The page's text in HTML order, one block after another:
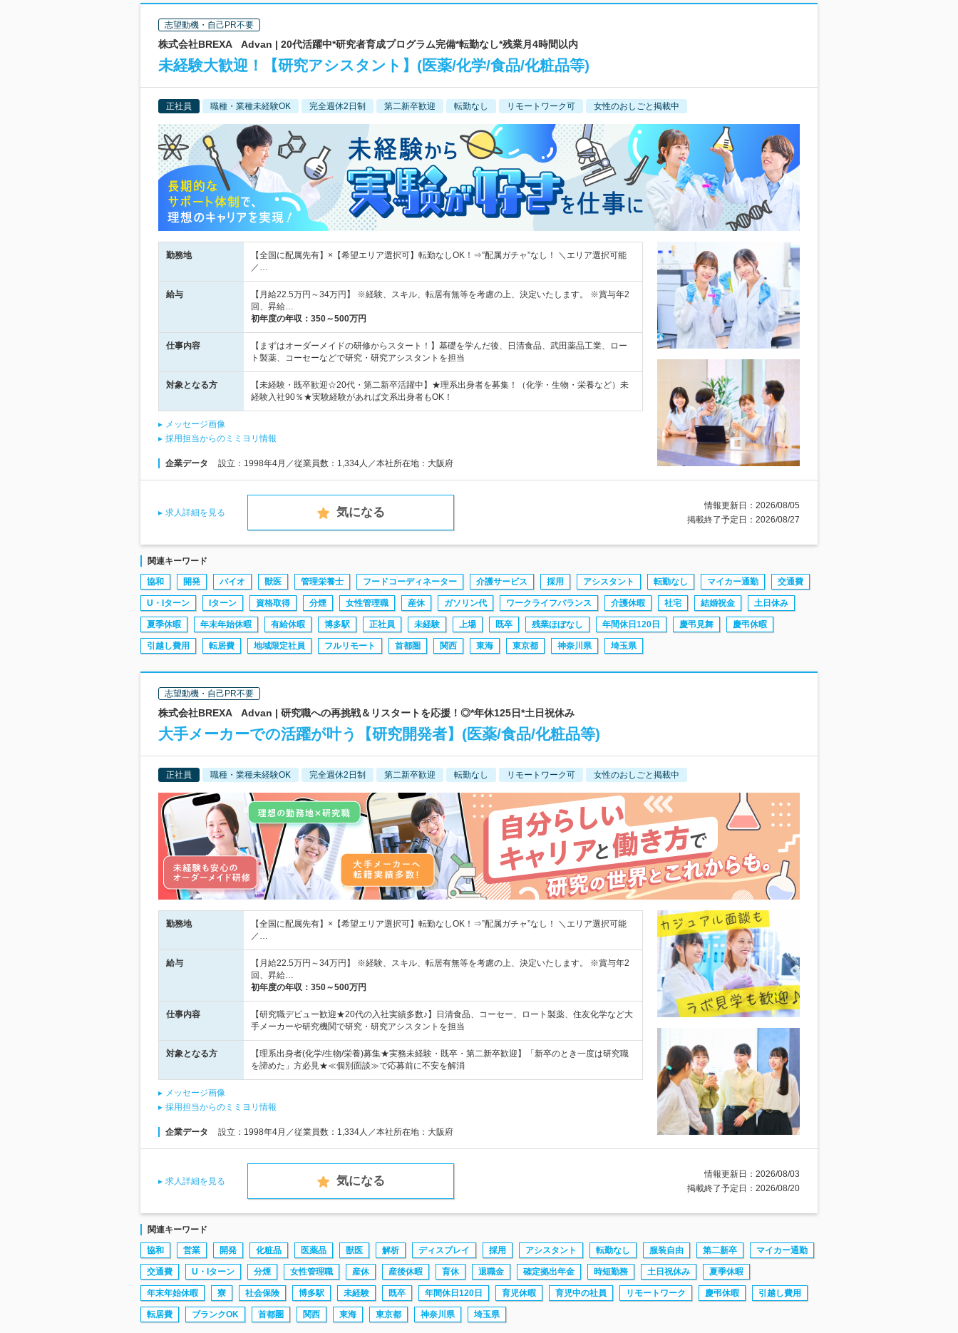
志望動機・自己PR不要
株式会社BREXA Advan | 20代活躍中*研究者育成プログラム完備*転勤なし*残業月4時間以内
未経験大歓迎！【研究アシスタント】(医薬/化学/食品/化粧品等)
正社員 職種・業種未経験OK 完全週休2日制 第二新卒歓迎 転勤なし リモートワーク可 女性のおしごと掲載中
勤務地
【全国に配属先有】×【希望エリア選択可】転勤なしOK！⇒”配属ガチャ”なし！ ＼エリア選択可能
／…
給与
【月給22.5万円～34万円】 ※経験、スキル、転居有無等を考慮の上、決定いたします。 ※賞与年2
回、昇給…
初年度の年収： 350～500万円
仕事内容
【まずはオーダーメイドの研修からスタート！】基礎を学んだ後、日清食品、武田薬品工業、ロー
ト製薬、コーセーなどで研究・研究アシスタントを担当
対象となる方
【未経験・既卒歓迎☆20代・第二新卒活躍中】★理系出身者を募集！（化学・生物・栄養など）未
経験入社90％★実験経験があれば文系出身者もOK！
メッセージ画像
採用担当からのミミヨリ情報
企業データ 設立：1998年4月／従業員数：1,334人／本社所在地：大阪府
求人詳細を見る 気になる
情報更新日：2026/08/05
掲載終了予定日：2026/08/27
関連キーワード
協和 開発 バイオ 獣医 管理栄養士 フードコーディネーター 介護サービス 採用 アシスタント 転勤なし マイカー通勤 交通費
U・Iターン Iターン 資格取得 分煙 女性管理職 産休 ガソリン代 ワークライフバランス 介護休暇 社宅 結婚祝金 土日休み
夏季休暇 年末年始休暇 有給休暇 博多駅 正社員 未経験 上場 既卒 残業ほぼなし 年間休日120日 慶弔見舞 慶弔休暇
引越し費用 転居費 地域限定社員 フルリモート 首都圏 関西 東海 東京都 神奈川県 埼玉県
志望動機・自己PR不要
株式会社BREXA Advan | 研究職への再挑戦＆リスタートを応援！◎*年休125日*土日祝休み
大手メーカーでの活躍が叶う【研究開発者】(医薬/食品/化粧品等)
正社員 職種・業種未経験OK 完全週休2日制 第二新卒歓迎 転勤なし リモートワーク可 女性のおしごと掲載中
勤務地
【全国に配属先有】×【希望エリア選択可】転勤なしOK！⇒”配属ガチャ”なし！ ＼エリア選択可能
／…
給与
【月給22.5万円～34万円】 ※経験、スキル、転居有無等を考慮の上、決定いたします。 ※賞与年2
回、昇給…
初年度の年収： 350～500万円
仕事内容
【研究職デビュー歓迎★20代の入社実績多数♪】日清食品、コーセー、ロート製薬、住友化学など大
手メーカーや研究機関で研究・研究アシスタントを担当
対象となる方
【理系出身者(化学/生物/栄養)募集★実務未経験・既卒・第二新卒歓迎】「新卒のとき一度は研究職
を諦めた」方必見★≪個別面談≫で応募前に不安を解消
メッセージ画像
採用担当からのミミヨリ情報
企業データ 設立：1998年4月／従業員数：1,334人／本社所在地：大阪府
求人詳細を見る 気になる
情報更新日：2026/08/03
掲載終了予定日：2026/08/20
関連キーワード
協和 営業 開発 化粧品 医薬品 獣医 解析 ディスプレイ 採用 アシスタント 転勤なし 服装自由 第二新卒 マイカー通勤
交通費 U・Iターン 分煙 女性管理職 産休 産後休暇 育休 退職金 確定拠出年金 時短勤務 土日祝休み 夏季休暇
年末年始休暇 寮 社会保険 博多駅 未経験 既卒 年間休日120日 育児休暇 育児中の社員 リモートワーク 慶弔休暇 引越し費用
転居費 ブランクOK 首都圏 関西 東海 東京都 神奈川県 埼玉県